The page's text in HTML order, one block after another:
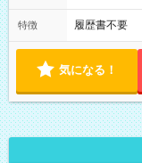
特徴 履歴書不要
気になる！